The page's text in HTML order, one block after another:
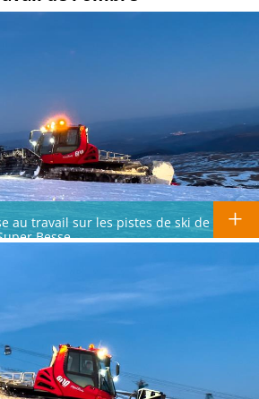
au travail sur les pistes de ski de
Besse